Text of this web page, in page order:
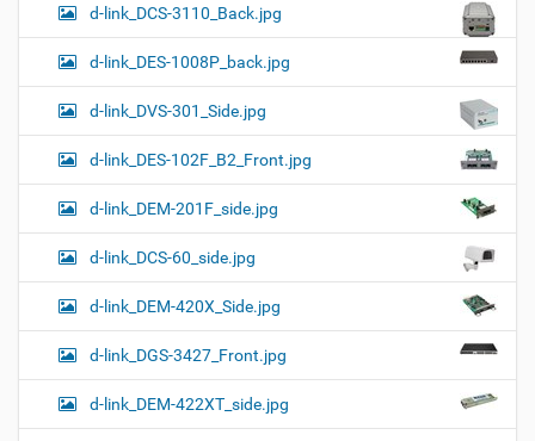
d-link_DCS-3110_Back.jpg
d-link_DES-1008P_back.jpg
d-link_DVS-301_Side.jpg
d-link_DES-102F_B2_Front.jpg
d-link_DEM-201F_side.jpg
d-link_DCS-60_side.jpg
d-link_DEM-420X_Side.jpg
d-link_DGS-3427_Front.jpg
d-link_DEM-422XT_side.jpg